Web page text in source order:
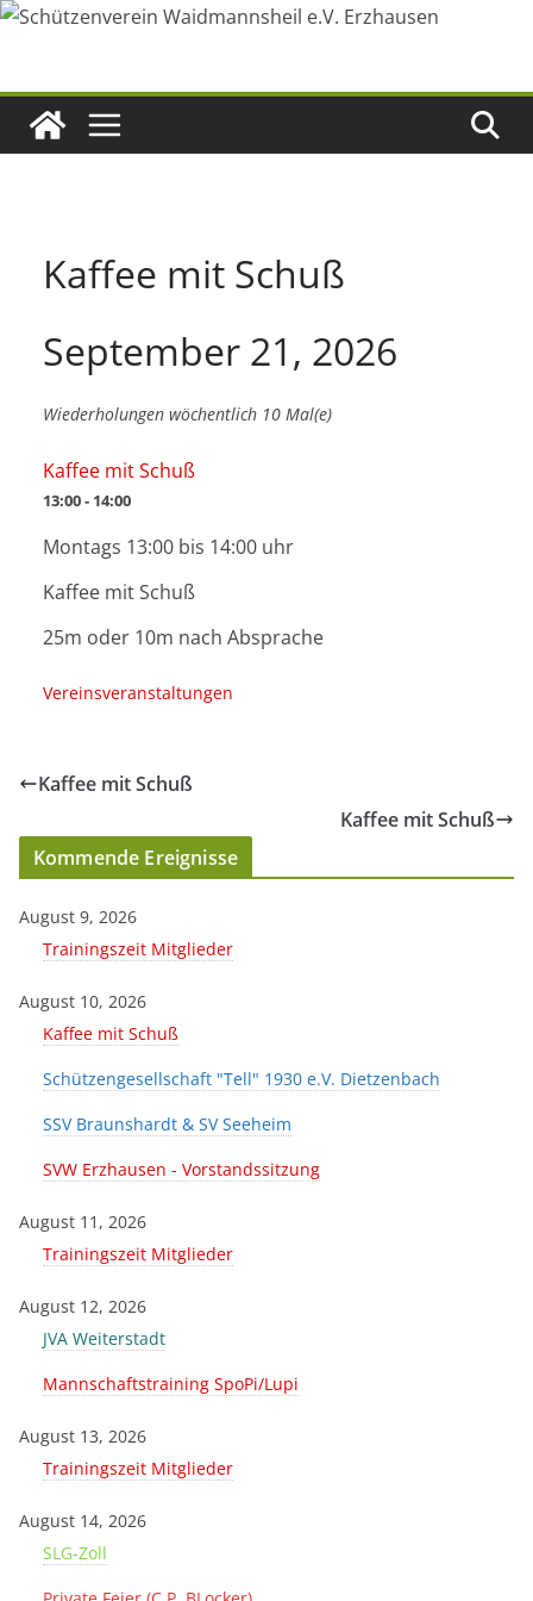
Zum
Kaffee mit Schuß
September 21, 2026
Wiederholungen wöchentlich 10 Mal(e)
Kaffee mit Schuß
13:00 - 14:00
Montags 13:00 bis 14:00 uhr
Kaffee mit Schuß
25m oder 10m nach Absprache
Vereinsveranstaltungen
Kaffee mit Schuß
Kaffee mit Schuß
Kommende Ereignisse
August 9, 2026
Trainingszeit Mitglieder
August 10, 2026
Kaffee mit Schuß
Schützengesellschaft "Tell" 1930 e.V. Dietzenbach
SSV Braunshardt & SV Seeheim
SVW Erzhausen - Vorstandssitzung
August 11, 2026
Trainingszeit Mitglieder
August 12, 2026
JVA Weiterstadt
Mannschaftstraining SpoPi/Lupi
August 13, 2026
Trainingszeit Mitglieder
August 14, 2026
SLG-Zoll